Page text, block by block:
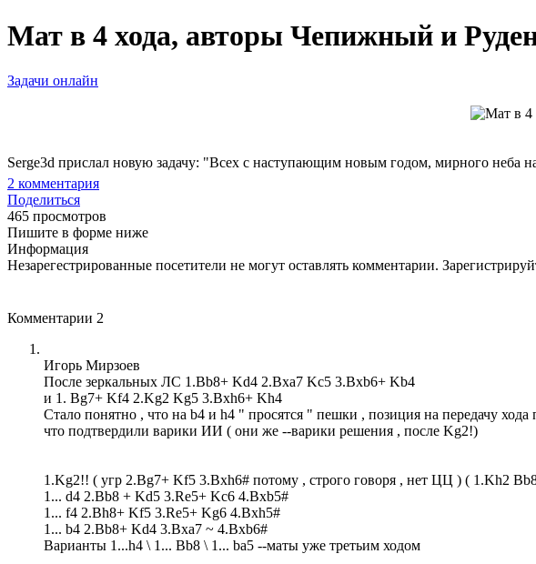
Мат в 4 хода, авторы Чепижный и
Задачи онлайн
Serge3d прислал новую задачу: "Всех с наступающим новым годом, мирного
2 комментария
Поделиться
465 просмотров
Пишите в форме ниже
Информация
Незарегестрированные посетители не могут оставлять комментарии.
Комментарии 2
Игорь Мирзоев
После зеркальных ЛС 1.Bb8+ Kd4 2.Bxa7 Kc5 3.Bxb6+ Kb4
и 1. Bg7+ Kf4 2.Kg2 Kg5 3.Bxh6+ Kh4
Стало понятно , что на b4 и h4 " просятся " пешки , позиция на передачу хода
что подтвердили варики ИИ ( они же --варики решения , после Kg2!)
1.Kg2!! ( угр 2.Bg7+ Kf5 3.Bxh6# потому , строго говоря , нет ЦЦ ) ( 1.Kh2
1... d4 2.Bb8 + Kd5 3.Re5+ Kc6 4.Bxb5#
1... f4 2.Bh8+ Kf5 3.Re5+ Kg6 4.Bxh5#
1... b4 2.Bb8+ Kd4 3.Bxa7 ~ 4.Bxb6#
Варианты 1...h4 \ 1... Bb8 \ 1... ba5 --маты уже третьим ходом